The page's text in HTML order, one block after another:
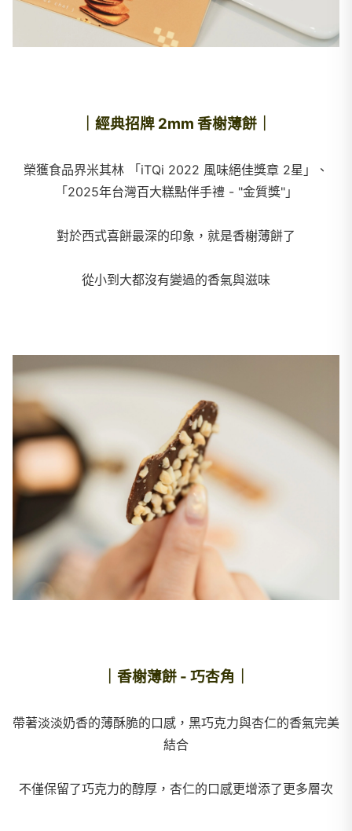
｜經典招牌 2mm 香榭薄餅｜
榮獲食品界米其林 「iTQi 2022 風味絕佳獎章 2星」、
「2025年台灣百大糕點伴手禮 - "金質獎"」
對於西式喜餅最深的印象，就是香榭薄餅了
從小到大都沒有變過的香氣與滋味
｜香榭薄餅 - 巧杏角｜
帶著淡淡奶香的薄酥脆的口感，黑巧克力與杏仁的香氣完美
結合
不僅保留了巧克力的醇厚，杏仁的口感更增添了更多層次